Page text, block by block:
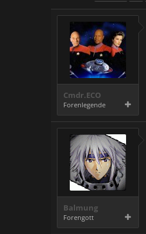
Cmdr.ECO
Forenlegende
Balmung
Forengott